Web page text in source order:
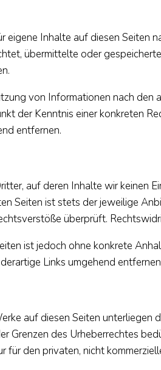
Inhalte auf diesen Seiten
übermittelte oder
von Informationen nach den
der Kenntnis einer konkreten
entfernen.
auf deren Inhalte wir keinen
Seiten ist stets der jeweilige
überprüft.
ist jedoch ohne konkrete
Links umgehend
auf diesen Seiten
Grenzen des Urheberrechtes
für den privaten, nicht